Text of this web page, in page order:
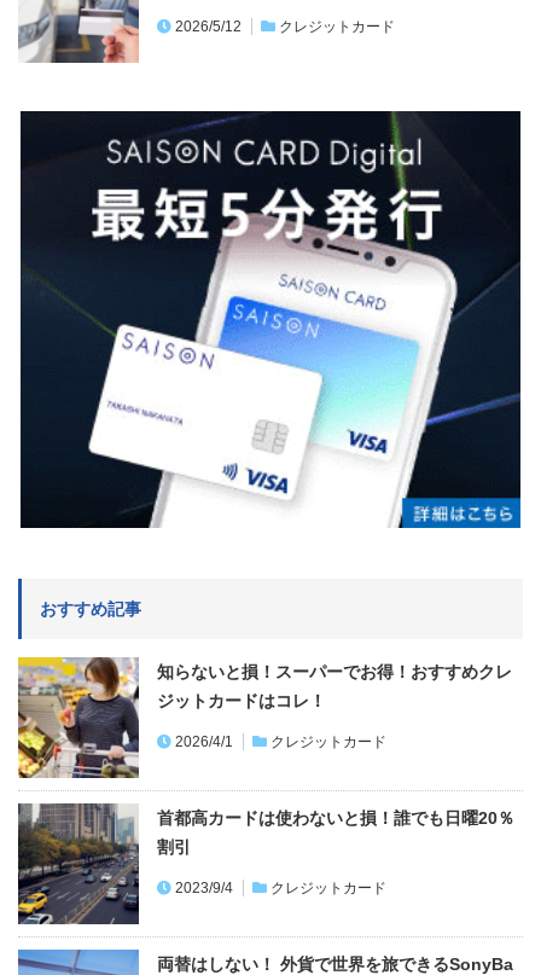
2026/5/12 クレジットカード
おすすめ記事
知らないと損！スーパーでお得！おすすめクレ
ジットカードはコレ！
2026/4/1 クレジットカード
首都高カードは使わないと損！誰でも日曜20％
割引
2023/9/4 クレジットカード
両替はしない！ 外貨で世界を旅できるSonyBa